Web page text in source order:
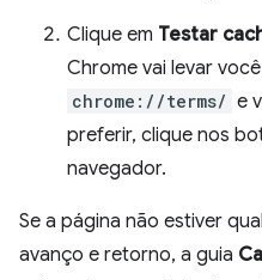
Clique em Testar
Chrome vai levar
chrome://terms/ e
preferir, clique nos
navegador.
Se a página não estiver
avanço e retorno, a guia